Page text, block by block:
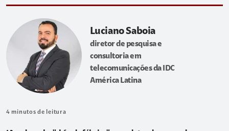
Luciano Saboia
diretor de pesquisa e
consultoria em
telecomunicações da IDC
América Latina
4 minutos de leitura